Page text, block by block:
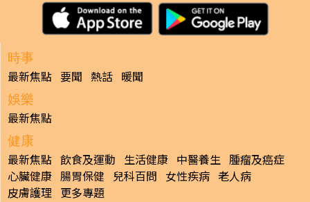
時事
最新焦點 要聞 熱話 暖聞
娛樂
最新焦點
健康
最新焦點 飲食及運動 生活健康 中醫養生 腫瘤及癌症
心臟健康 腸胃保健 兒科百問 女性疾病 老人病
皮膚護理 更多專題